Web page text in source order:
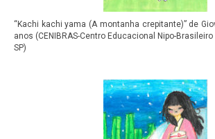
“Kachi kachi yama (A montanha crepitante)” de
anos (CENIBRAS-Centro Educacional Nipo-
SP)